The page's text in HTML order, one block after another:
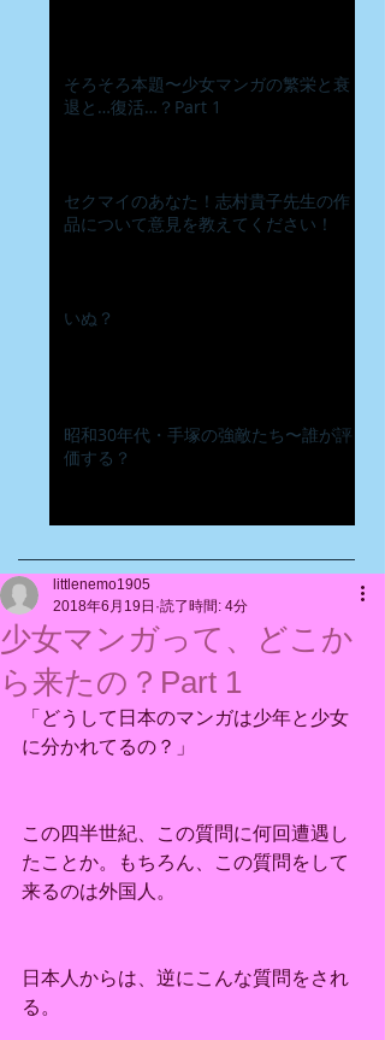
そろそろ本題〜少女マンガの繁栄と衰
退と…復活…？Part 1
セクマイのあなた！志村貴子先生の作
品について意見を教えてください！
いぬ？
昭和30年代・手塚の強敵たち〜誰が評
価する？
少女マンガって、どこか
ら来たの？Part 1
littlenemo1905
2018年6月19日 読了時間: 4分
「どうして日本のマンガは少年と少女
に分かれてるの？」
この四半世紀、この質問に何回遭遇し
たことか。もちろん、この質問をして
来るのは外国人。
日本人からは、逆にこんな質問をされ
る。